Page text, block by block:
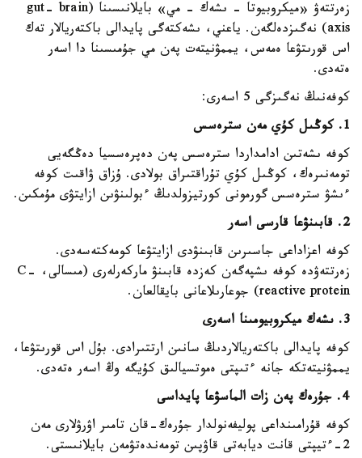
زەرتتەۋ «ميكروبيوتا - ىشەك - مي» بايلانىسىنا (gut- brain
axis) نەگىزدەلگەن. ياعني، ىشەكتەگى پايدالى باكتەريالار تەك
اس قورىتۋعا ەمەس، يممۋنيتەت پەن مي جۇمىسىنا دا اسەر
ەتەدى.
كوفەنىڭ نەگىزگى 5 اسەرى:
1. كوڭىل كۇي مەن سترەسس
كوفە ىشەتىن ادامداردا سترەسس پەن دەپرەسسيا دەڭگەيى
تومەنىرەك، كوڭىل كۇي تۇراقتىراق بولادى. ۇزاق ۋاقىت كوفە
ءىشۋ سترەسس گورمونى كورتيزولدىڭ ءبولىنۋىن ازايتۋى مۇمكىن.
2. قابىنۋعا قارسى اسەر
كوفە اعزاداعى جاسىرىن قابىنۋدى ازايتۋعا كومەكتەسەدى.
زەرتتەۋدە كوفە ىشپەگەن كەزدە قابىنۋ ماركەرلەرى (مىسالى، C-
reactive protein) جوعارىلاعانى بايقالعان.
3. ىشەك ميكروبيومىنا اسەرى
كوفە پايدالى باكتەريالاردىڭ سانىن ارتتىرادى. بۇل اس قورىتۋعا،
يممۋنيتەتكە جانە ءتىپتى ەموتسيالىق كۇيگە وڭ اسەر ەتەدى.
4. جۇرەك پەن زات الماسۋعا پايداسى
كوفە قۇرامىنداعى پوليفەنولدار جۇرەك-قان تامىر اۋرۋلارى مەن
2-ءتيپتى قانت ديابەتى قاۋپىن تومەندەتۋمەن بايلانىستى.